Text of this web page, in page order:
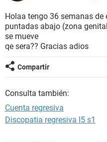
BIENESTAR
SEXUALIDAD
GLOSARIO
Holaa tengo 36 semanas de
puntadas abajo (zona
se mueve
qe sera?? Gracias adios
Compartir
Consulta también:
Cuenta regresiva
Discopatia regresiva l5 s1